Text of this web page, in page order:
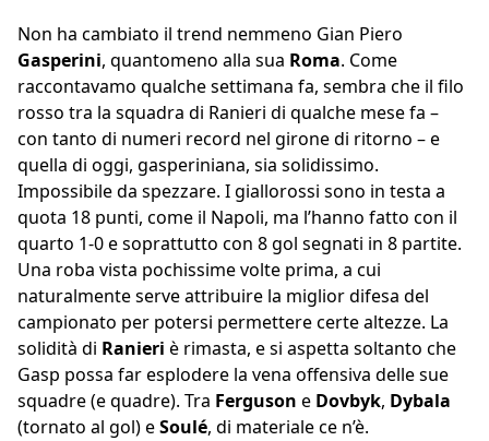
Non ha cambiato il trend nemmeno Gian Piero
Gasperini, quantomeno alla sua Roma. Come
raccontavamo qualche settimana fa, sembra che il filo
rosso tra la squadra di Ranieri di qualche mese fa –
con tanto di numeri record nel girone di ritorno – e
quella di oggi, gasperiniana, sia solidissimo.
Impossibile da spezzare. I giallorossi sono in testa a
quota 18 punti, come il Napoli, ma l’hanno fatto con il
quarto 1-0 e soprattutto con 8 gol segnati in 8 partite.
Una roba vista pochissime volte prima, a cui
naturalmente serve attribuire la miglior difesa del
campionato per potersi permettere certe altezze. La
solidità di Ranieri è rimasta, e si aspetta soltanto che
Gasp possa far esplodere la vena offensiva delle sue
squadre (e quadre). Tra Ferguson e Dovbyk, Dybala
(tornato al gol) eSoulé, di materiale ce n’è.